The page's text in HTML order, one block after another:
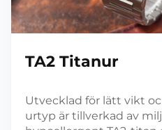
TA2 Titanur
Utvecklad för lätt vikt
urtyp är tillverkad av